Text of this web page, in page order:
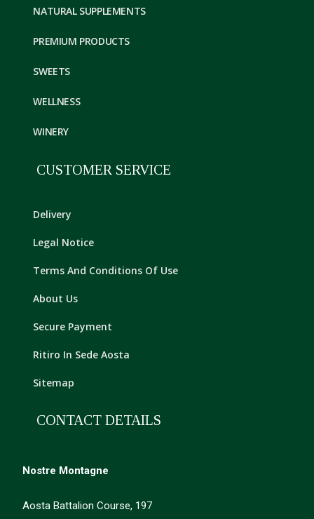
NATURAL SUPPLEMENTS
PREMIUM PRODUCTS
SWEETS
WELLNESS
WINERY
CUSTOMER SERVICE
Delivery
Legal Notice
Terms And Conditions Of Use
About Us
Secure Payment
Ritiro In Sede Aosta
Sitemap
CONTACT DETAILS
Nostre Montagne
Aosta Battalion Course, 197